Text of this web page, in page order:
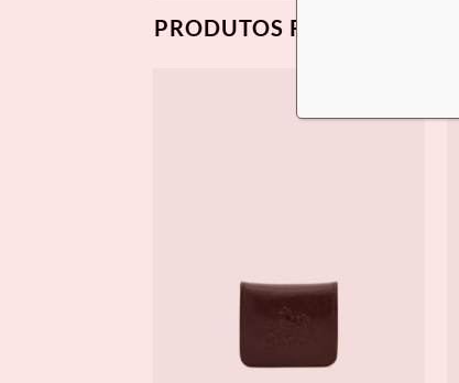
PRODUTOS RELACIONADOS